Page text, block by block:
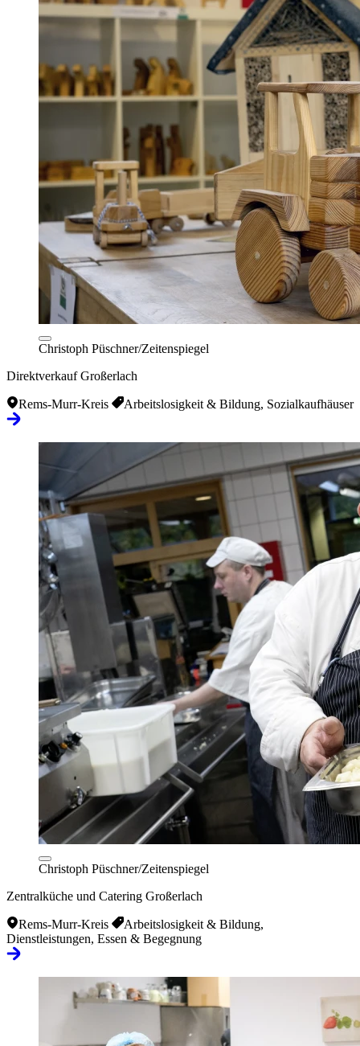
Christoph Püschner/Zeitenspiegel
Direktverkauf Großerlach
Rems-Murr-Kreis Arbeitslosigkeit & Bildung, Sozialkaufhäuser
Christoph Püschner/Zeitenspiegel
Zentralküche und Catering Großerlach
Rems-Murr-Kreis
Arbeitslosigkeit & Bildung,
Dienstleistungen, Essen & Begegnung